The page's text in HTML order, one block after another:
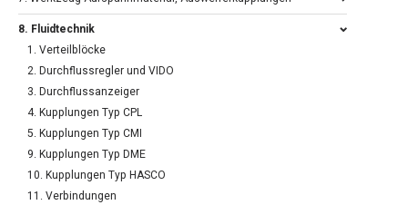
8. Fluidtechnik
1. Verteilblöcke
2. Durchflussregler und VIDO
3. Durchflussanzeiger
4. Kupplungen Typ CPL
5. Kupplungen Typ CMI
9. Kupplungen Typ DME
10. Kupplungen Typ HASCO
11. Verbindungen